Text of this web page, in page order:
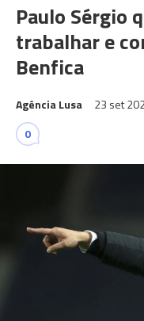
Paulo Sérgio
trabalhar e
Benfica
Agência Lusa 23 set
0